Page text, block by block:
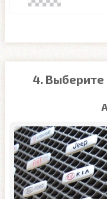
4. Выберите